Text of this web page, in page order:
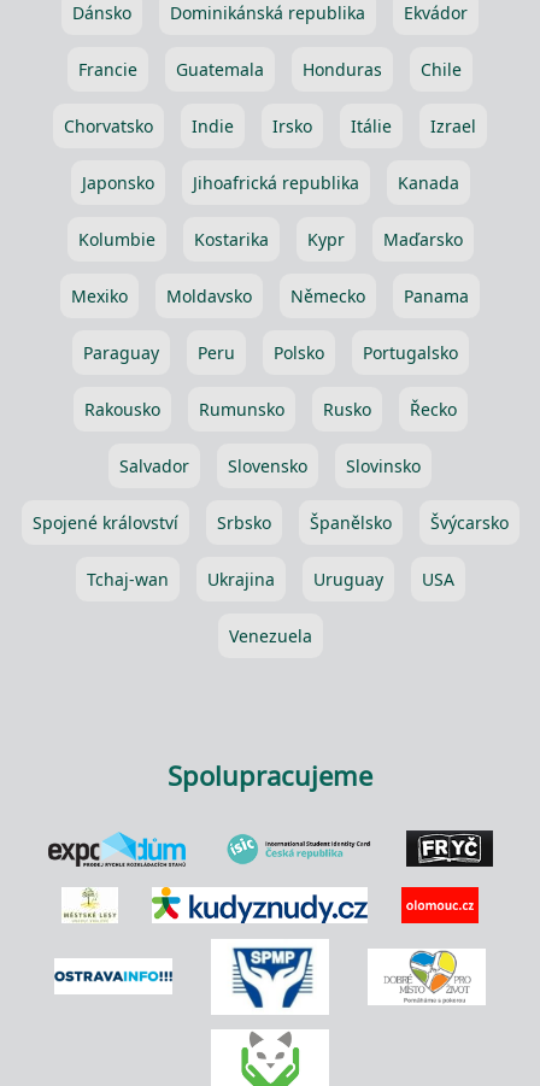
Dánsko Dominikánská republika Ekvádor
Francie Guatemala Honduras Chile
Chorvatsko Indie Irsko Itálie Izrael
Japonsko Jihoafrická republika Kanada
Kolumbie Kostarika Kypr Maďarsko
Mexiko Moldavsko Německo Panama
Paraguay Peru Polsko Portugalsko
Rakousko Rumunsko Rusko Řecko
Salvador Slovensko Slovinsko
Spojené království Srbsko Španělsko Švýcarsko
Tchaj-wan Ukrajina Uruguay USA
Venezuela
Spolupracujeme